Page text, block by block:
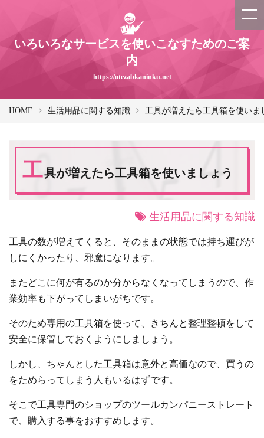
いろいろなサービスを使いこなすためのご案
内
https://otezabkaninku.net
HOME 生活用品に関する知識 工具が増えたら工具箱を使いま
工具が増えたら工具箱を使いましょう
生活用品に関する知識
工具の数が増えてくると、そのままの状態では持ち運びが
しにくかったり、邪魔になります。
またどこに何が有るのか分からなくなってしまうので、作
業効率も下がってしまいがちです。
そのため専用の工具箱を使って、きちんと整理整頓をして
安全に保管しておくようにしましょう。
しかし、ちゃんとした工具箱は意外と高価なので、買うの
をためらってしまう人もいるはずです。
そこで工具専門のショップのツールカンパニーストレート
で、購入する事をおすすめします。